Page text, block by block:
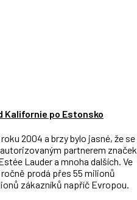
Kalifornie po Estonsko
2004 a brzy bylo jasné, že se
partnerem značek
Lauder a mnoha dalších. Ve
prodá přes 55 milionů
zákazníků napříč Evropou.